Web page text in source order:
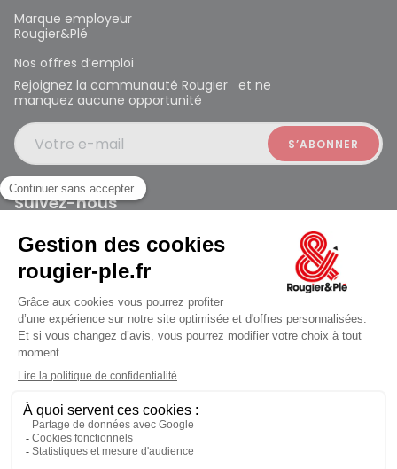
Marque employeur
Rougier&Plé
Nos offres d’emploi
Rejoignez la communauté Rougier et ne
manquez aucune opportunité
Votre e-mail
Suivez-nous
Rougier et Plé 2024 Copyright
Mentions légales
Conditions générales des ventes
Données personnelles
Paiement sécurisé